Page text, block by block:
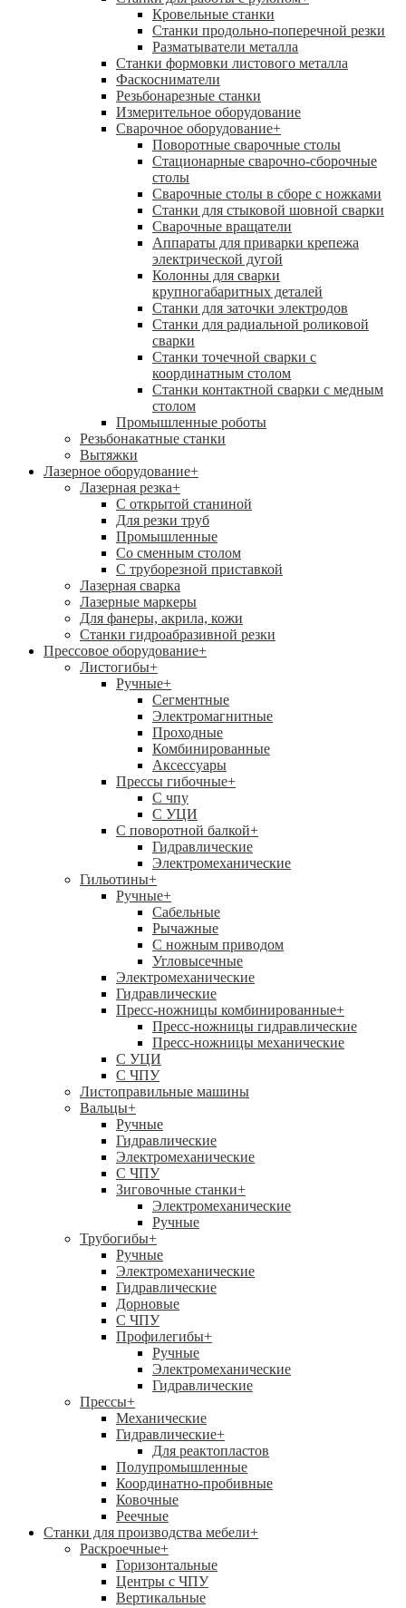
Кровельные станки
Станки продольно-поперечной резки
Разматыватели металла
Станки формовки листового металла
Фаскосниматели
Резьбонарезные станки
Измерительное оборудование
Сварочное оборудование+
Поворотные сварочные столы
Стационарные сварочно-сборочные
столы
Сварочные столы в сборе с ножками
Станки для стыковой шовной сварки
Сварочные вращатели
Аппараты для приварки крепежа
электрической дугой
Колонны для сварки
крупногабаритных деталей
Станки для заточки электродов
Станки для радиальной роликовой
сварки
Станки точечной сварки с
координатным столом
Станки контактной сварки с медным
столом
Промышленные роботы
Резьбонакатные станки
Вытяжки
Лазерное оборудование+
Лазерная резка+
С открытой станиной
Для резки труб
Промышленные
Со сменным столом
С труборезной приставкой
Лазерная сварка
Лазерные маркеры
Для фанеры, акрила, кожи
Станки гидроабразивной резки
Прессовое оборудование+
Листогибы+
Ручные+
Сегментные
Электромагнитные
Проходные
Комбинированные
Аксессуары
Прессы гибочные+
C чпу
С УЦИ
С поворотной балкой+
Гидравлические
Электромеханические
Гильотины+
Ручные+
Сабельные
Рычажные
С ножным приводом
Угловысечные
Электромеханические
Гидравлические
Пресс-ножницы комбинированные+
Пресс-ножницы гидравлические
Пресс-ножницы механические
С УЦИ
С ЧПУ
Листоправильные машины
Вальцы+
Ручные
Гидравлические
Электромеханические
С ЧПУ
Зиговочные станки+
Электромеханические
Ручные
Трубогибы+
Ручные
Электромеханические
Гидравлические
Дорновые
С ЧПУ
Профилегибы+
Ручные
Электромеханические
Гидравлические
Прессы+
Механические
Гидравлические+
Для реактопластов
Полупромышленные
Координатно-пробивные
Ковочные
Реечные
Станки для производства мебели+
Раскроечные+
Горизонтальные
Центры с ЧПУ
Вертикальные